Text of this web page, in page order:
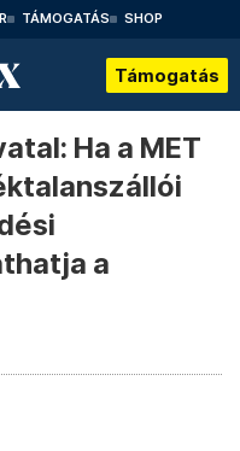
TÁMOGATÁS SHOP
Támogatás
Ha a MET
a